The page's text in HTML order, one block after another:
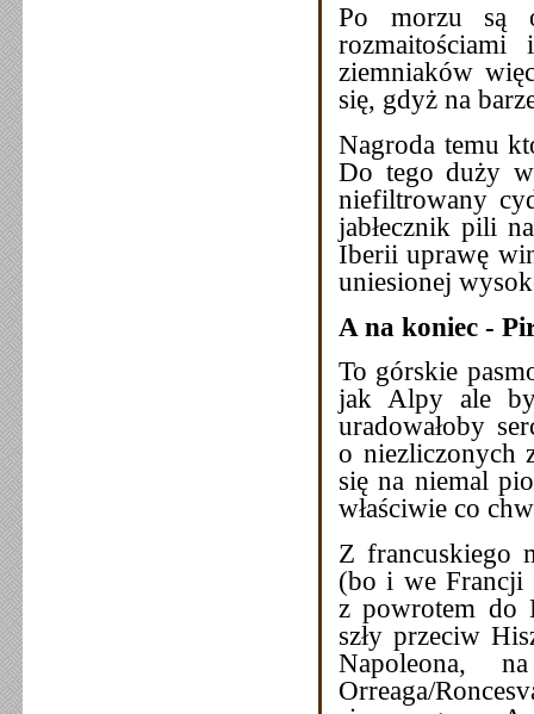
Po morzu są
ziemniaków
się, gdyż na
Nagroda temu
Do tego duży
niefiltrowany
jabłecznik pili
Iberii uprawę
uniesionej
A na koniec -
To górskie
jak Alpy ale
uradowałoby
o niezliczonych
się na niemal
właściwie co
Z francuskiego
(bo i we Francji
z powrotem do
szły przeciw
Napoleona,
Orreaga/